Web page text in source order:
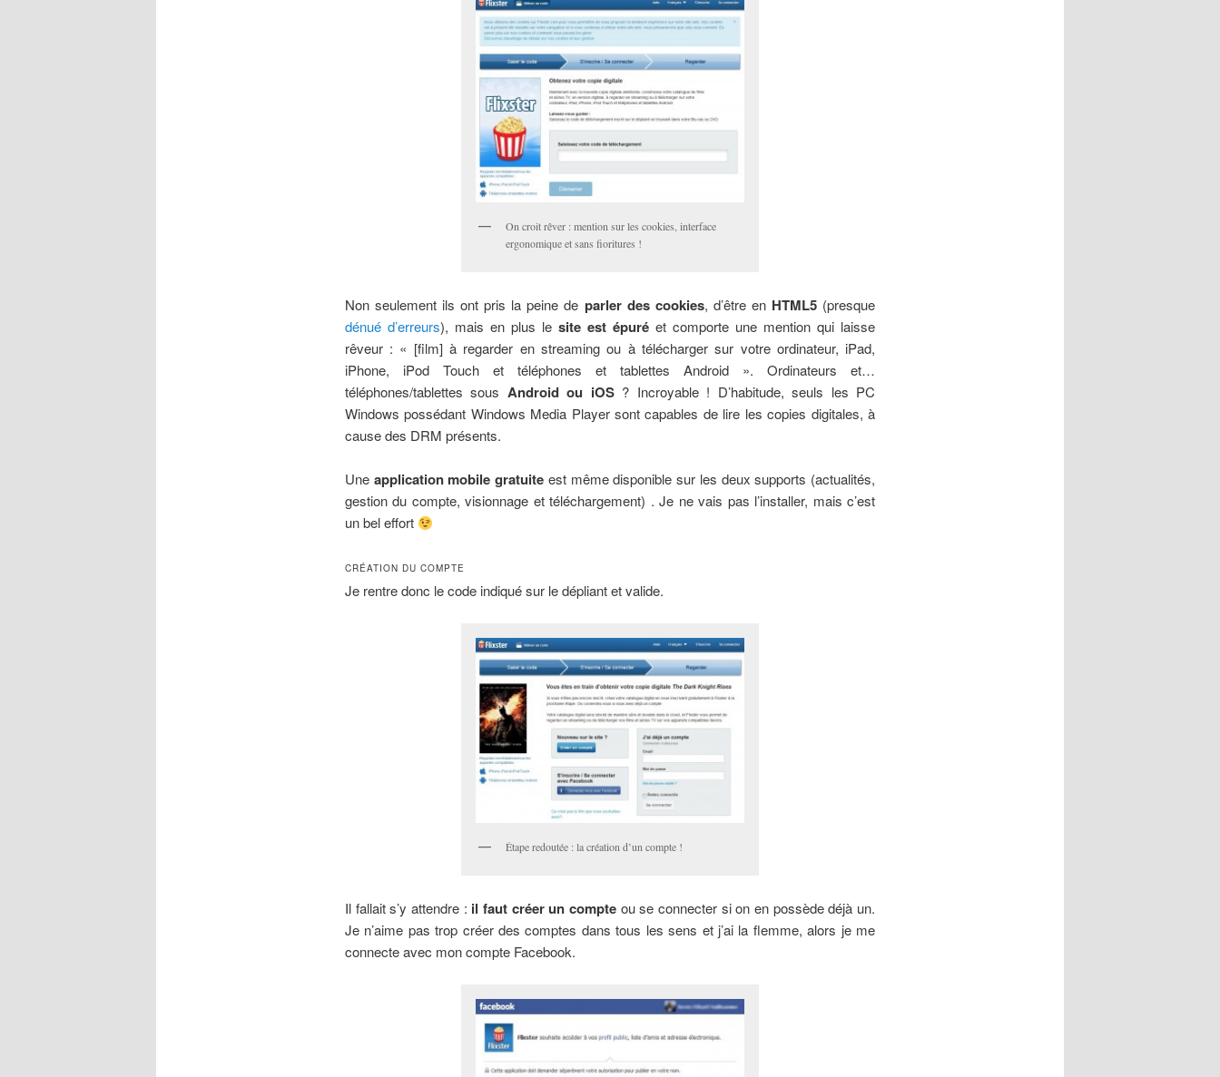
On croit rêver : mention sur les cookies, interface
ergonomique et sans fioritures !
Non seulement ils ont pris la peine de parler des cookies, d’être en HTML5 (presque
dénué d’erreurs), mais en plus le site est épuré et comporte une mention qui laisse
rêveur : « [film] à regarder en streaming ou à télécharger sur votre ordinateur, iPad,
iPhone, iPod Touch et téléphones et tablettes Android ». Ordinateurs et…
téléphones/tablettes sous Android ou iOS? Incroyable ! D’habitude, seuls les PC
Windows possédant Windows Media Player sont capables de lire les copies digitales, à
cause des DRM présents.
Une application mobile gratuite est même disponible sur les deux supports (actualités,
gestion du compte, visionnage et téléchargement) . Je ne vais pas l’installer, mais c’est
un bel effort
CRÉATION DU COMPTE
Je rentre donc le code indiqué sur le dépliant et valide.
Étape redoutée : la création d’un compte !
Il fallait s’y attendre : il faut créer un compte ou se connecter si on en possède déjà un.
Je n’aime pas trop créer des comptes dans tous les sens et j’ai la flemme, alors je me
connecte avec mon compte Facebook.